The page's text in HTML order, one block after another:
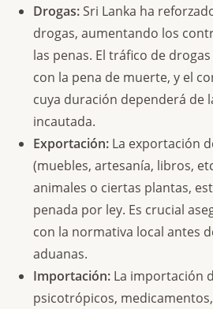
Drogas:Sri Lanka ha
drogas, aumentando los
las penas. El tráfico de
con la pena de muerte, y el
cuya duración dependerá de
incautada.
Exportación: La exportación
(muebles, artesanía, libros,
animales o ciertas plantas,
penada por ley. Es crucial
con la normativa local antes
aduanas.
Importación: La importación
psicotrópicos,